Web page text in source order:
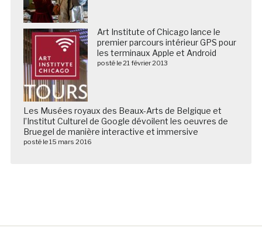
Art Institute of Chicago lance le
premier parcours intérieur GPS pour
les terminaux Apple et Android
posté le 21 février 2013
Les Musées royaux des Beaux-Arts de Belgique et
l’Institut Culturel de Google dévoilent les oeuvres de
Bruegel de manière interactive et immersive
posté le 15 mars 2016